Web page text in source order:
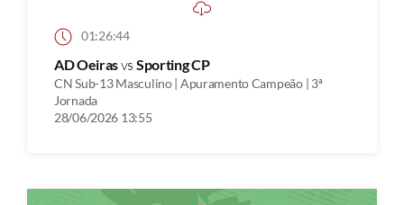
01:26:44
AD Oeirasvs Sporting CP
CN Sub-13 Masculino | Apuramento Campeão | 3ª
Jornada
28/06/2026 13:55